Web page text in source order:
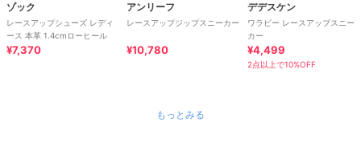
ゾック
レースアップシューズ レディ
ース 本革 1.4cmローヒール
¥7,370
アンリーフ
レースアップジップスニーカー
¥10,780
デデスケン
ワラビー レースアップスニー
カー
¥4,499
2点以上で10%OFF
もっとみる